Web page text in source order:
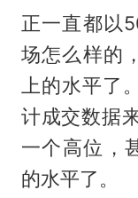
正一直都以
场怎么样的
上的水平了
计成交数据
一个高位，
的水平了。